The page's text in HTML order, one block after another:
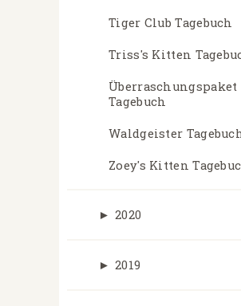
Tiger Club Tagebuch
Triss's Kitten
Überraschungspaket
Tagebuch
Waldgeister
Zoey's Kitten
► 2020
► 2019